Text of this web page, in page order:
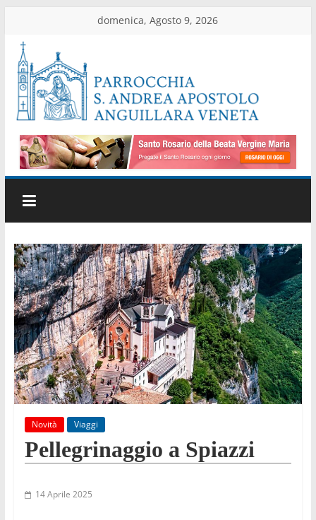
contenuto
domenica, Agosto 9, 2026
Parrocchia
di
Anguillara
Veneta
Sito
ufficiale
della
parrocchia
Novità Viaggi
Pellegrinaggio a Spiazzi
14 Aprile 2025